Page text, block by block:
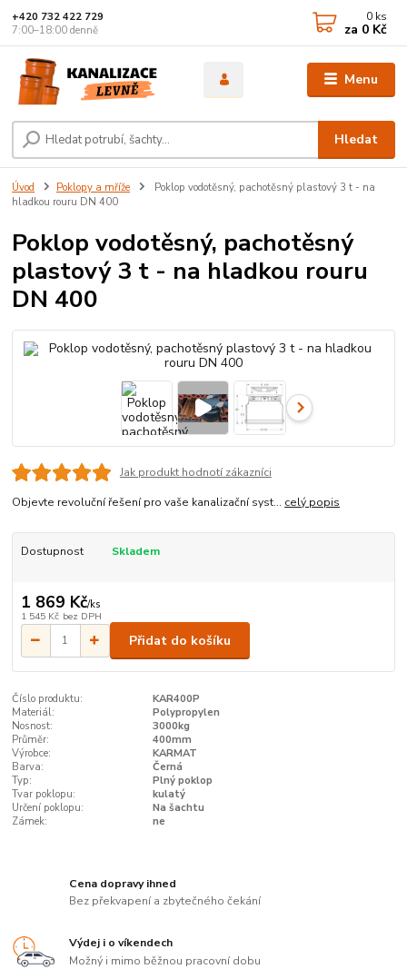
Menu
Hledat
+420 732 422 729
7:00–18:00 denně
0 ks
za 0 Kč
Úvod Poklopy a mříže
Poklop vodotěsný, pachotěsný plastový 3 t - na
hladkou rouru DN 400
Poklop vodotěsný, pachotěsný
plastový 3 t - na hladkou rouru
DN 400
Jak produkt hodnotí zákazníci
Objevte revoluční řešení pro vaše kanalizační syst... celý popis
Dostupnost Skladem
1 869 Kč/ks
1 545 Kč bez DPH
Přidat do košíku
Číslo produktu:
KAR400P
Materiál:
Polypropylen
Nosnost:
3000kg
Průměr:
400mm
Výrobce:
KARMAT
Barva:
Černá
Typ:
Plný poklop
Tvar poklopu:
kulatý
Určení poklopu:
Na šachtu
Zámek:
ne
Cena dopravy ihned
Bez překvapení a zbytečného čekání
Výdej i o víkendech
Možný i mimo běžnou pracovní dobu